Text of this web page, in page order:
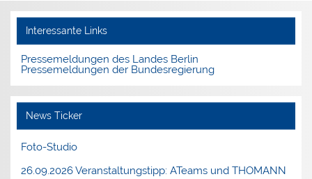
Interessante Links
Pressemeldungen des Landes Berlin
Pressemeldungen der Bundesregierung
News Ticker
Foto-Studio
26.09.2026 Veranstaltungstipp: ATeams und THOMANN